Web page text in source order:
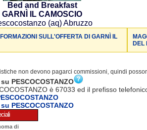
Bed and Breakfast
GARNÌ IL CAMOSCIO
(aq) Abruzzo
SULL'OFFERTA DI GARNÌ IL
DEL
non devono pagarci commissioni, quindi
PESCOCOSTANZO
è 67033 ed il prefisso
PESCOCOSTANZO
di